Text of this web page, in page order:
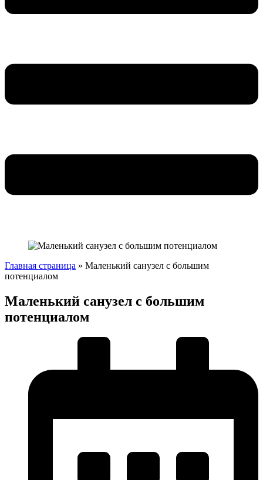
Главная страница » Маленький санузел с большим
потенциалом
Маленький санузел с большим
потенциалом